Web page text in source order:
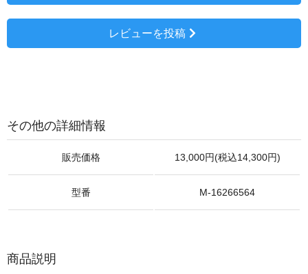
レビューを投稿
その他の詳細情報
販売価格 13,000円(税込14,300円)
型番 M-16266564
商品説明